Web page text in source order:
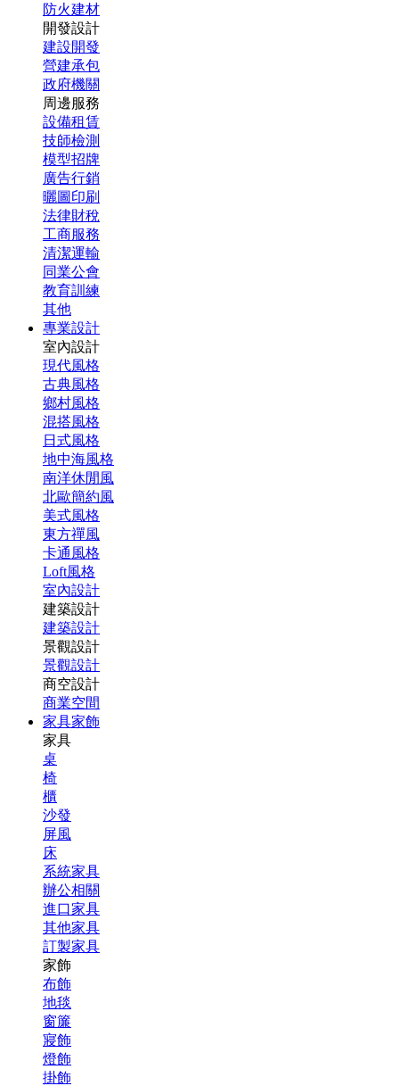
防火建材
開發設計
建設開發
營建承包
政府機關
周邊服務
設備租賃
技師檢測
模型招牌
廣告行銷
曬圖印刷
法律財稅
工商服務
清潔運輸
同業公會
教育訓練
其他
專業設計
室內設計
現代風格
古典風格
鄉村風格
混搭風格
日式風格
地中海風格
南洋休閒風
北歐簡約風
美式風格
東方禪風
卡通風格
Loft風格
室內設計
建築設計
建築設計
景觀設計
景觀設計
商空設計
商業空間
家具家飾
家具
桌
椅
櫃
沙發
屏風
床
系統家具
辦公相關
進口家具
其他家具
訂製家具
家飾
布飾
地毯
窗簾
寢飾
燈飾
掛飾